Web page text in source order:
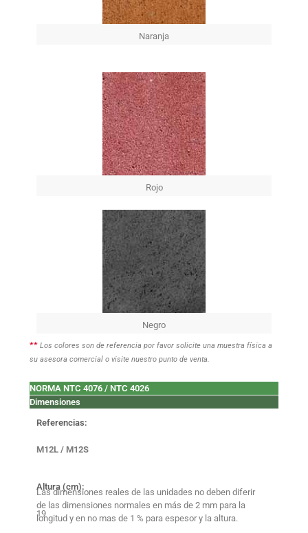
Naranja
Rojo
Negro
** Los colores son de referencia por favor solicite una muestra física a
su asesora comercial o visite nuestro punto de venta.
NORMA NTC 4076 / NTC 4026
Dimensiones
Referencias:
M12L / M12S
Las dimensiones reales de las unidades no deben diferir
de las dimensiones normales en más de 2 mm para la
longitud y en no mas de 1 % para espesor y la altura.
Altura (cm):
19